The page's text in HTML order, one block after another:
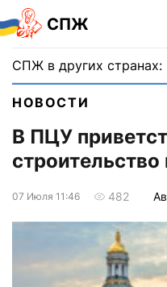
СПЖ
СПЖ в других странах:
НОВОСТИ
В ПЦУ
07 Июля 11:46 482